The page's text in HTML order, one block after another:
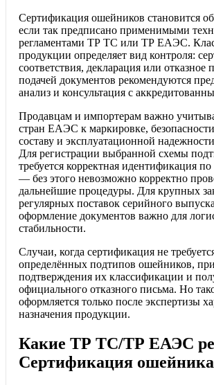
Сертификация ошейников становится
если так предписано применимыми
регламентами ТР ТС или ТР ЕАЭС.
продукции определяет вид контроля:
соответствия, декларация или отказное
подачей документов рекомендуются
анализ и консультация с
Продавцам и импортерам важно
стран ЕАЭС к маркировке,
составу и эксплуатационной
Для регистрации выбранной схемы
требуется корректная идентификация
— без этого невозможно корректно
дальнейшие процедуры. Для крупных
регулярных поставок серийного
оформление документов важно для
стабильности.
Случаи, когда сертификация не
определённых подтипов ошейников,
подтверждения их классификации и
официального отказного письма. Но
оформляется только после экспертизы
назначения продукции.
Какие ТР ТС/ТР ЕАЭС
Сертификация ошейника